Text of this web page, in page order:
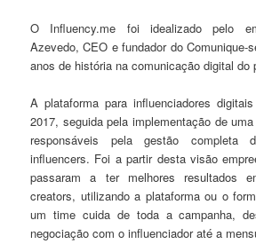
O Influency.me foi idealizado pelo
Azevedo, CEO e fundador do Comunique-
anos de história na comunicação digital do
A plataforma para influenciadores
2017, seguida pela implementação de
responsáveis pela gestão completa
influencers. Foi a partir desta visão
passaram a ter melhores resultados
creators, utilizando a plataforma ou o
um time cuida de toda a campanha,
negociação com o influenciador até a